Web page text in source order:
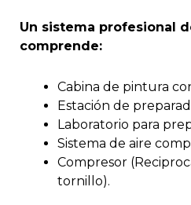
Un sistema profesional
comprende:
Cabina de pintura
Estación de
Laboratorio para
Sistema de aire
Compresor
tornillo).